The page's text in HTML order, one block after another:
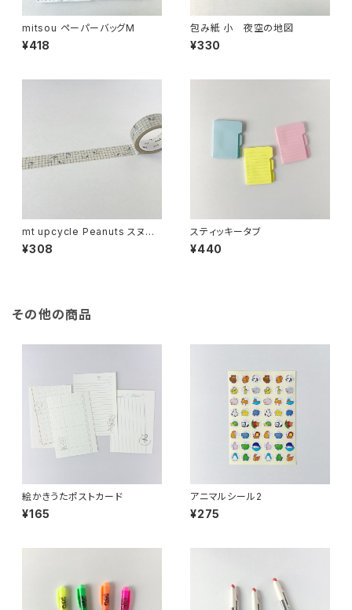
mitsou ペーパーバッグM
¥418
包み紙 小 夜空の地図
¥330
mt upcycle Peanuts スヌー
ピーとチェック
¥308
スティッキータブ
¥440
その他の商品
絵かきうたポストカード
¥165
アニマルシール2
¥275